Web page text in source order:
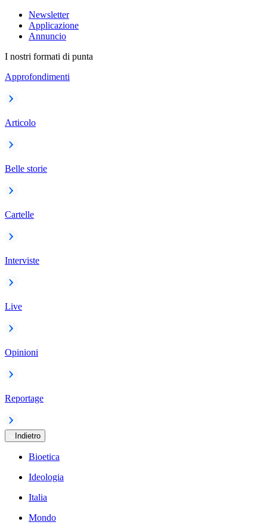
Newsletter
Applicazione
Annuncio
I nostri formati di punta
Approfondimenti
Articolo
Belle storie
Cartelle
Interviste
Live
Opinioni
Reportage
Indietro
Bioetica
Ideologia
Italia
Mondo